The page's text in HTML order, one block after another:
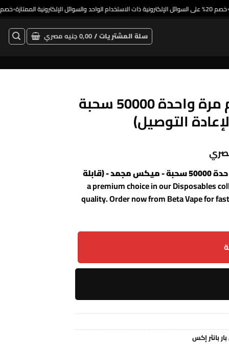
•خصم 20% على السوائل الإلكترونية ذات الاستخدام الواحد والسوائل الإلكترونية الممتازة
سلة المشتريات /0,00جنيه مصري
OXBAR بانثر إكس فيب للاستخدام مرة واحدة 50000 سحبة
التوصيل)
OXBAR بانثر إكس فيب للاستخدام مرة واحدة 50000 سحبة - ميكس مجمد - (قابلة
, a premium choice in our Disposables
quality. Order now from Beta Vape for
بانثر إكس